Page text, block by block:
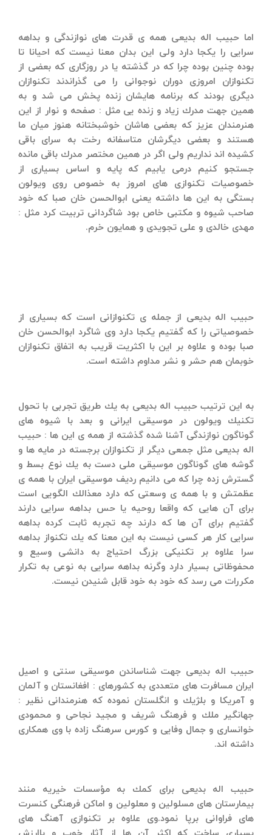
اما حبیب اله بدیعی همه ی قدرت های نوازندگی و بداهه
سرایی را یكجا دارد ولی این بدان معنا نیست كه احیانا تا
بوده چنین بوده چرا كه در گذشته یا در روزگاری كه بعضی از
تكنوازان امروزی دوران نوجوانی را می گذراندند تكنوازان
دیگری بودند كه برنامه هایشان زنده پخش می شد و به
همین جهت مدرك زیاد و زنده یی مثل : صفحه و نوار از این
هنرمندان عزیز كه بعضی هاشان خوشبختانه هنوز میان ما
هستند و بعضی دیگرشان متاسفانه رخت به سرای باقی
كشیده اند نداریم ولی اگر در همین مختصر مدرك باقی مانده
جستجو كنیم درمی یابیم كه پایه و اساس بسیاری از
خصوصیات تكنوازی های امروز به خصوص روی ویولون
بستگی به این ها داشته یعنی ابوالحسن خان صبا كه خود
صاحب شیوه و مكتبی خاص بود شاگردانی تربیت كرد مثل :
مهدی خالدی و علی تجویدی و همایون خرم.
حبیب اله بدیعی از جمله ی تكنوازانی است كه بسیاری از
خصوصیاتی را كه گفتیم یكجا دارد وی شاگرد ابوالحسن خان
صبا بوده و علاوه بر این با اكثریت قریب به اتفاق تكنوازان
خوبمان هم حشر و نشر مداوم داشته است.
به این ترتیب حبیب اله بدیعی به یك طریق تجربی با تحول
تكنیك ویولون در موسیقی ایرانی و بعد با شیوه های
گوناگون نوازندگی آشنا شده گذشته از همه ی این ها : حبیب
اله بدیعی مثل جمعی دیگر از تكنوازان برجسته در مایه ها و
گوشه های گوناگون موسیقی ملی دست به یك نوع بسط و
گسترش زده چرا كه می دانیم ردیف موسیقی ایران با همه ی
عظمتش و با همه ی وسعتی كه دارد معذالك الگویی است
برای آن هایی كه واقعا روحیه یا حس بداهه سرایی دارند
گفتیم برای آن ها كه دارند چه تجربه ثابت كرده بداهه
سرایی كار هر كسی نیست به این معنا كه یك تكنواز بداهه
سرا علاوه بر تكنیكی بزرگ احتیاج به دانشی وسیع و
محفوظاتی بسیار دارد وگرنه بداهه سرایی به نوعی به تكرار
مكررات می رسد كه خود به خود قابل شنیدن نیست.
حبیب اله بدیعی جهت شناساندن موسیقی سنتی و اصیل
ایران مسافرت های متعددی به كشورهای : افغانستان و آلمان
و آمریكا و بلژیك و انگلستان نموده كه هنرمندانی نظیر :
جهانگیر ملك و فرهنگ شریف و مجید نجاحی و محمودی
خوانساری و جمال وفایی و كورس سرهنگ زاده با وی همكاری
داشته اند.
حبیب اله بدیعی برای كمك به مؤسسات خیریه منند
بیمارستان های مسلولین و معلولین و اماكن فرهنگی كنسرت
های فراوانی برپا نمود.وی علاوه بر تكنوازی آهنگ های